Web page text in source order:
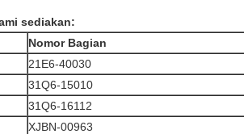
sediakan:
Nomor Bagian
21E6-40030
31Q6-15010
31Q6-16112
XJBN-00963